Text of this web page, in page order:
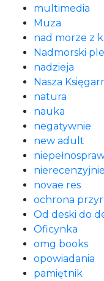
multimedia
Muza
nad morze z
Nadmorski
nadzieja
Nasza
natura
nauka
negatywnie
new adult
nierecenzyjnie
novae res
ochrona
Od deski do
Oficynka
omg books
opowiadania
pamiętnik